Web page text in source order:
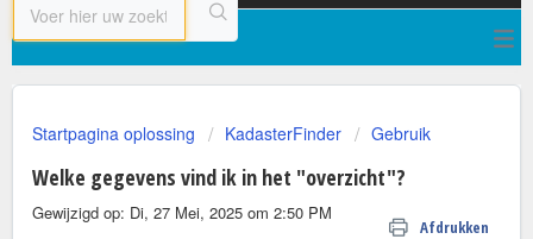
Startpagina oplossing KadasterFinder Gebruik
Welke gegevens vind ik in het "overzicht"?
Afdrukken
Gewijzigd op: Di, 27 Mei, 2025 om 2:50 PM